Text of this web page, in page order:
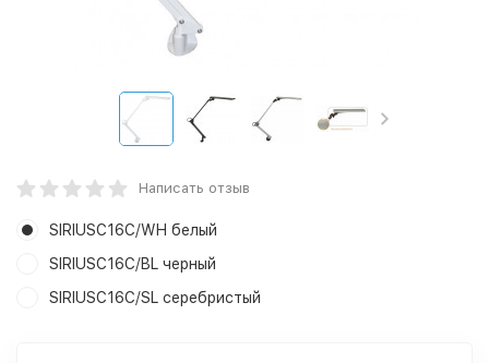
Написать отзыв
SIRIUSC16C/WH белый
SIRIUSC16C/BL черный
SIRIUSC16C/SL серебристый